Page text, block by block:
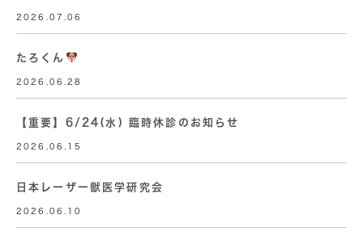
2026.07.06
たろくん
2026.06.28
【重要】6/24(水) 臨時休診のお知らせ
2026.06.15
日本レーザー獣医学研究会
2026.06.10